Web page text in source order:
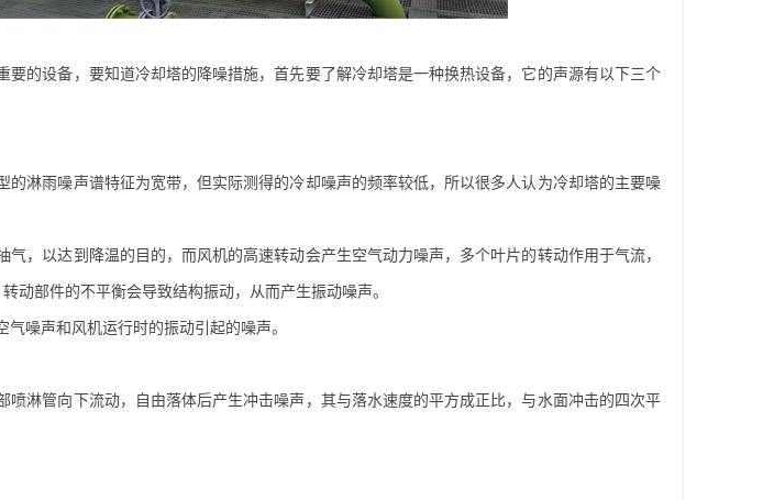
的设备，要知道冷却塔的降噪措施，首先要了解冷却塔是一种换热设备，它的声源有以下三个
的淋雨噪声谱特征为宽带，但实际测得的冷却噪声的频率较低，所以很多人认为冷却塔的主要噪
以达到降温的目的，而风机的高速转动会产生空气动力噪声，多个叶片的转动作用于气流，
动部件的不平衡会导致结构振动，从而产生振动噪声。
噪声和风机运行时的振动引起的噪声。
淋管向下流动，自由落体后产生冲击噪声，其与落水速度的平方成正比，与水面冲击的四次平